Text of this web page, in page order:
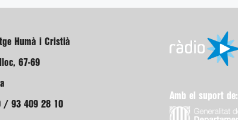
Humà i Cristià
67-69
/ 93 409 28 10
Amb el suport de: